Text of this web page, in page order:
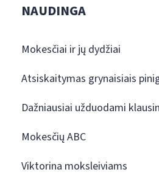
NAUDINGA
Mokesčiai ir jų dydžiai
Atsiskaitymas grynaisiais
Dažniausiai užduodami
Mokesčių ABC
Viktorina moksleiviams